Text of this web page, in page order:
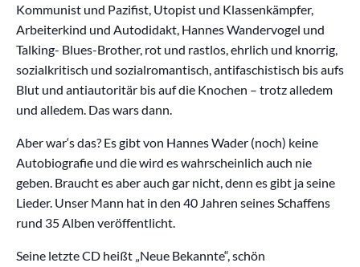
Kommunist und Pazifist, Utopist und Klassenkämpfer,
Arbeiterkind und Autodidakt, Hannes Wandervogel und
Talking- Blues-Brother, rot und rastlos, ehrlich und knorrig,
sozialkritisch und sozialromantisch, antifaschistisch bis aufs
Blut und antiautoritär bis auf die Knochen – trotz alledem
und alledem. Das wars dann.
Aber war‘s das? Es gibt von Hannes Wader (noch) keine
Autobiografie und die wird es wahrscheinlich auch nie
geben. Braucht es aber auch gar nicht, denn es gibt ja seine
Lieder. Unser Mann hat in den 40 Jahren seines Schaffens
rund 35 Alben veröffentlicht.
Seine letzte CD heißt „Neue Bekannte“, schön